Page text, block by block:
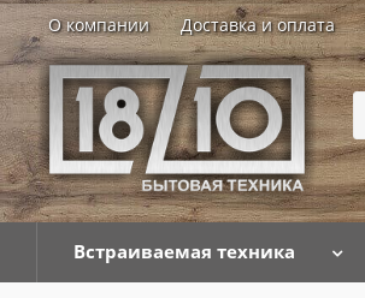
О компании Доставка и оплата
Встраиваемая техника